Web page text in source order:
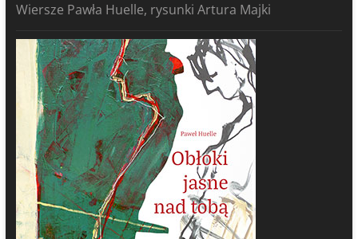
Wiersze Pawła Huelle, rysunki Artura Majki